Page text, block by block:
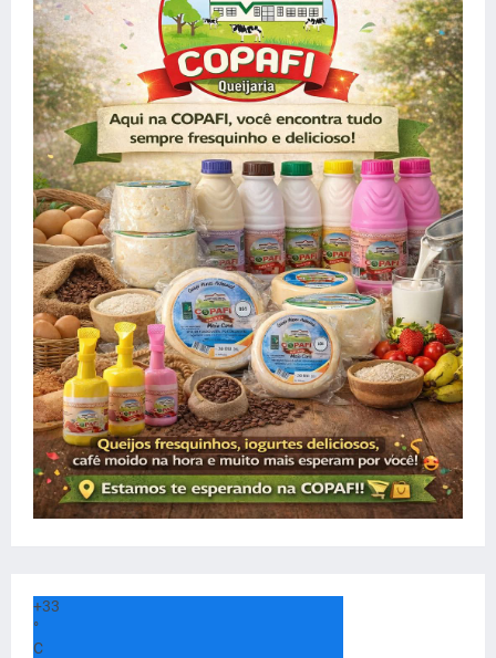
+33
°
C